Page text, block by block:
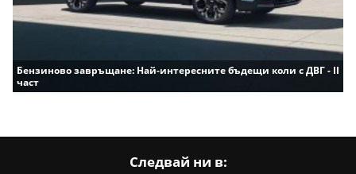
Бензиново завръщане: Най-интересните бъдещи коли с ДВГ - II
част
Следвай ни в: